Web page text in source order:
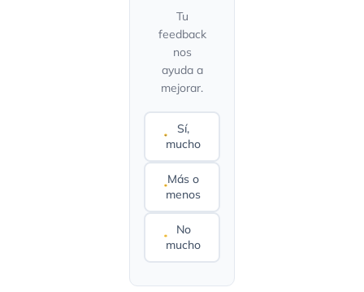
Tu
feedback
nos
ayuda a
mejorar.
Sí,
mucho
Más o
menos
No
mucho